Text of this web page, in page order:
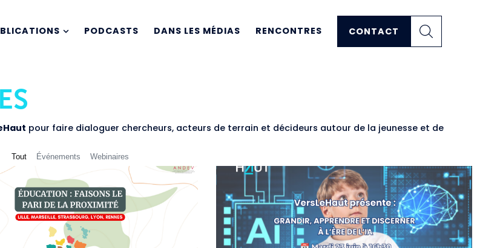
PODCASTS DANS LES MÉDIAS RENCONTRES CONTACT
pour faire dialoguer chercheurs, acteurs de terrain et décideurs autour de la jeunesse et de
Événements Webinaires
Tout